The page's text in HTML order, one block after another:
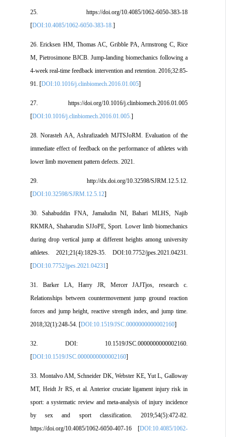
25. https://doi.org/10.4085/1062-6050-383-18
[DOI:10.4085/1062-6050-383-18.
26. Ericksen HM, Thomas AC, Gribble PA, Armstrong C, Rice
M, Pietrosimone BJCB. Jump-landing biomechanics following a
4-week real-time feedback intervention and retention. 2016;32:85-
91. [DOI:10.1016/j.clinbiomech.2016.01.005
27. https://doi.org/10.1016/j.clinbiomech.2016.01.005
[DOI:10.1016/j.clinbiomech.2016.01.005.
28. Norasteh AA, Ashrafizadeh MJTSJoRM. Evaluation of the
immediate effect of feedback on the performance of athletes with
lower limb movement pattern defects. 2021.
29. http://dx.doi.org/10.32598/SJRM.12.5.12.
[DOI:10.32598/SJRM.12.5.12
30. Sahabuddin FNA, Jamaludin NI, Bahari MLHS, Najib
RKMRA, Shaharudin SJJoPE, Sport. Lower limb biomechanics
during drop vertical jump at different heights among university
athletes. 2021;21(4):1829-35. DOI:10.7752/jpes.2021.04231.
[DOI:10.7752/jpes.2021.04231
31. Barker LA, Harry JR, Mercer JAJTjos, research c.
Relationships between countermovement jump ground reaction
forces and jump height, reactive strength index, and jump time.
2018;32(1):248-54. [DOI:10.1519/JSC.0000000000002160
32. DOI: 10.1519/JSC.0000000000002160.
[DOI:10.1519/JSC.0000000000002160
33. Montalvo AM, Schneider DK, Webster KE, Yut L, Galloway
MT, Heidt Jr RS, et al. Anterior cruciate ligament injury risk in
sport: a systematic review and meta-analysis of injury incidence
by sex and sport classification. 2019;54(5):472-82.
https://doi.org/10.4085/1062-6050-407-16 [DOI:10.4085/1062-